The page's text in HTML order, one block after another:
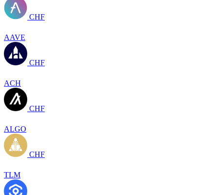
CHF
AAVE
CHF
ACH
CHF
ALGO
CHF
TLM